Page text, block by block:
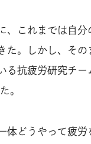
、これまでは自分
た。しかし、その
る抗疲労研究チー
。
体どうやって疲労